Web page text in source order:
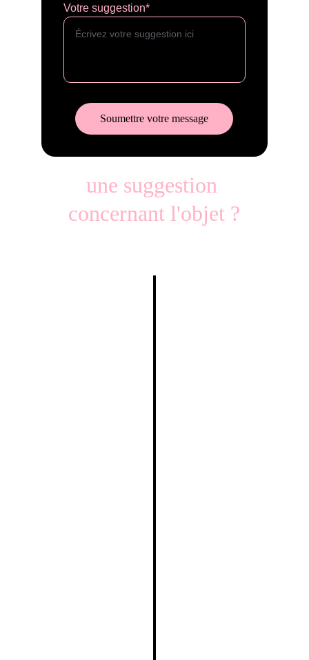
Votre suggestion*
Soumettre votre message
une suggestion
concernant l'objet ?